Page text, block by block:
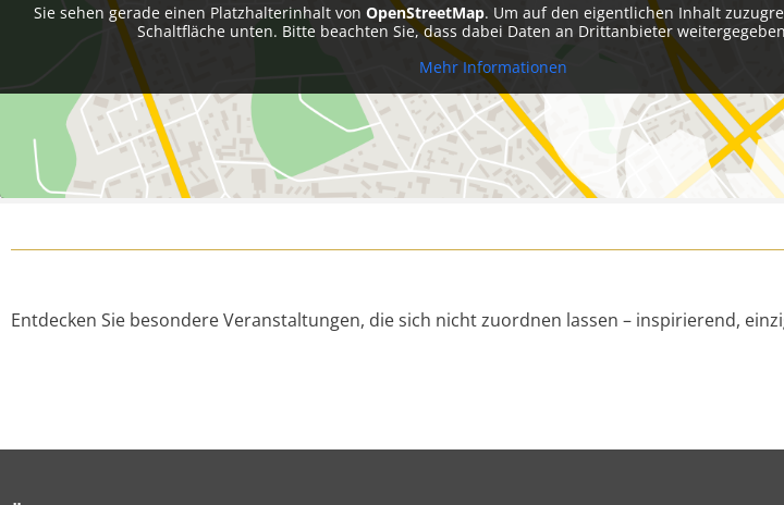
Sie sehen gerade einen Platzhalterinhalt vonOpenStreetMap. Um auf den eigentlichen Inhalt
Schaltfläche unten. Bitte beachten Sie, dass dabei Daten an Drittanbieter
Mehr Informationen
Entdecken Sie besondere Veranstaltungen, die sich nicht zuordnen lassen – inspirierend,